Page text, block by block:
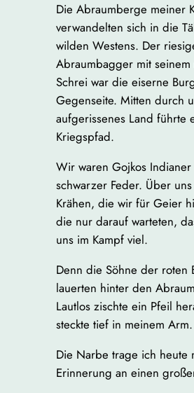
Die Abraumberge meiner
verwandelten sich in die
wilden Westens. Der
Abraumbagger mit seinem
Schrei war die eiserne
Gegenseite. Mitten durch
aufgerissenes Land führte
Kriegspfad.
Wir waren Gojkos
schwarzer Feder. Über
Krähen, die wir für Geier
die nur darauf warteten,
uns im Kampf viel.
Denn die Söhne der roten
lauerten hinter den
Lautlos zischte ein Pfeil
steckte tief in meinem
Die Narbe trage ich heute
Erinnerung an einen